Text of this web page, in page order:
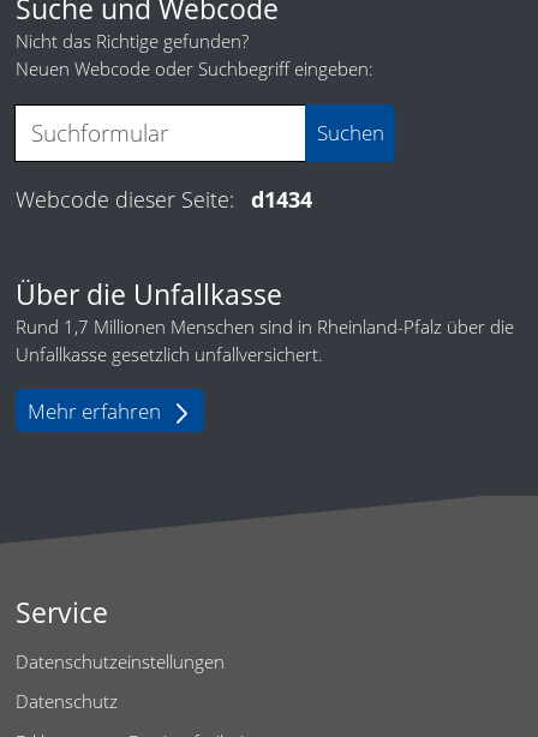
Suche und Webcode
Nicht das Richtige gefunden?
Neuen Webcode oder Suchbegriff eingeben:
Webcode dieser Seite: d1434
Über die Unfallkasse
Rund 1,7 Millionen Menschen sind in Rheinland-Pfalz über die
Unfallkasse gesetzlich unfallversichert.
Mehr erfahren
Service
Datenschutzeinstellungen
Datenschutz